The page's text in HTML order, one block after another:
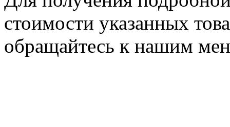
стоимости указанных
обращайтесь к нашим